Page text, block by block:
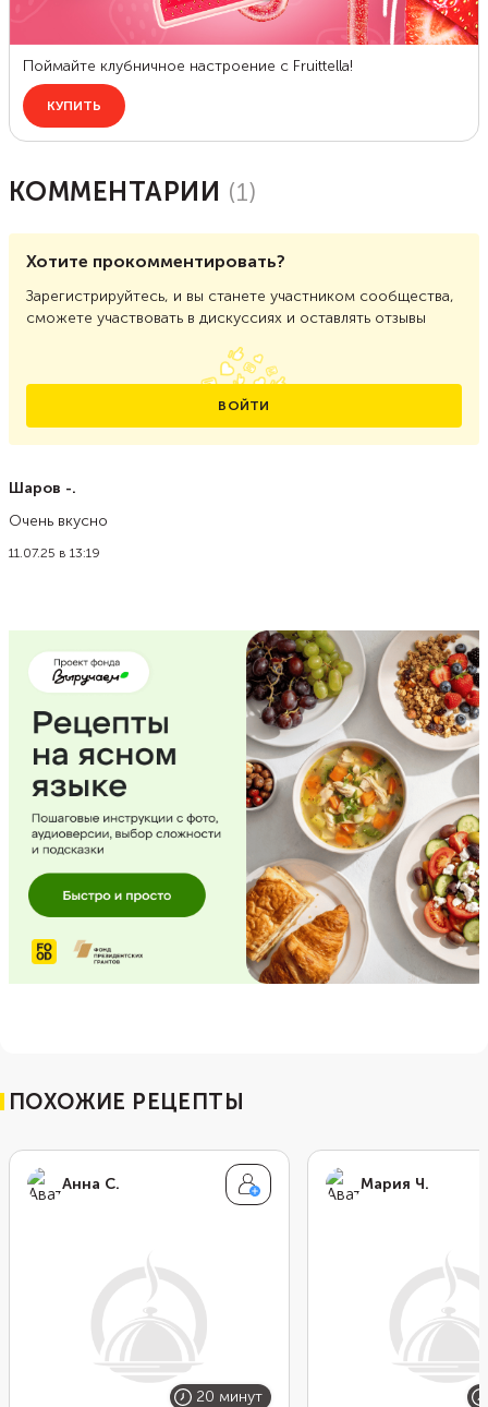
КОММЕНТАРИИ (1)
Хотите прокомментировать?
Зарегистрируйтесь, и вы станете участником сообщества,
сможете участвовать в дискуссиях и оставлять отзывы
ВОЙТИ
Шаров -.
Очень вкусно
11.07.25 в 13:19
ПОХОЖИЕ РЕЦЕПТЫ
Анна С.
20 минут
Мария Ч.